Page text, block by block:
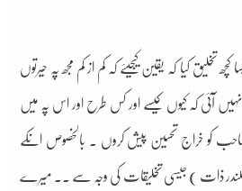
تخلیق کیا کہ یقین کیجیئے کہ کم از کم مجھ پہ حیرتوں
نہیں آئی کہ کیوں کیسے اور کس طرح اور اس پہ میں
صاحب کو خراج تحسین پیش کروں ۔ بالخصوص انکے
ذات ) جیسی تخلیقات کی وجہ سے ۔۔ میرے